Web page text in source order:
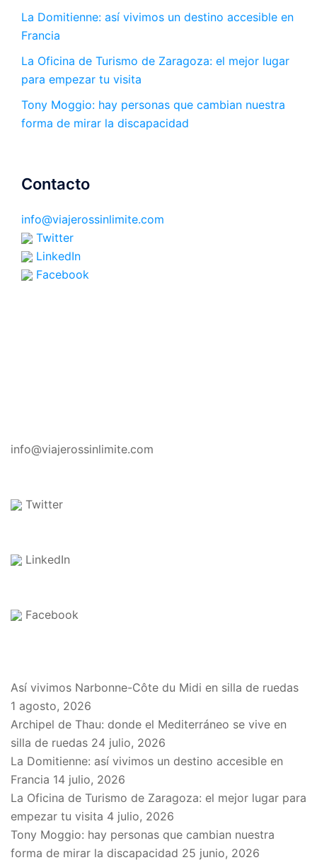
La Domitienne: así vivimos un destino accesible en
Francia
La Oficina de Turismo de Zaragoza: el mejor lugar
para empezar tu visita
Tony Moggio: hay personas que cambian nuestra
forma de mirar la discapacidad
Contacto
info@viajerossinlimite.com
Twitter
LinkedIn
Facebook
info@viajerossinlimite.com
Twitter
LinkedIn
Facebook
Así vivimos Narbonne-Côte du Midi en silla de ruedas
1 agosto, 2026
Archipel de Thau: donde el Mediterráneo se vive en
silla de ruedas 24 julio, 2026
La Domitienne: así vivimos un destino accesible en
Francia 14 julio, 2026
La Oficina de Turismo de Zaragoza: el mejor lugar para
empezar tu visita 4 julio, 2026
Tony Moggio: hay personas que cambian nuestra
forma de mirar la discapacidad 25 junio, 2026